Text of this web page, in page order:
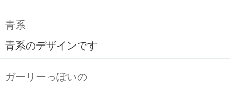
青系
青系のデザインです
ガーリーっぽいの